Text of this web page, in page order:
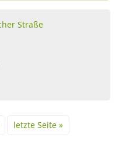
Straße
letzte Seite »